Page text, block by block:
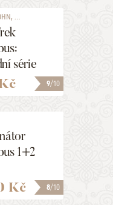
9/10
...
série
8/10
1+2
Kč